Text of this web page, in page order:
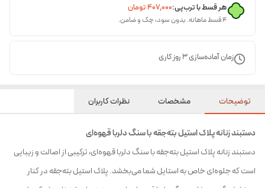
هر قسط با ترب‌پی:۴۰۷٬۰۰۰تومان
۴ قسط ماهانه. بدون سود، چک و ضامن.
زمان آماده‌سازی3روز کاری
توضیحات مشخصات نظرات کاربران
دستبند زنانه پلاک استیل بته‌جقه با سنگ دلربا قهوه‌ای
دستبند زنانه پلاک استیل بته‌جقه با سنگ دلربا قهوه‌ای، ترکیبی از اصالت و زیبایی
است که جلوه‌ای خاص به استایل شما می‌بخشد. پلاک استیل بته‌جقه در کنار